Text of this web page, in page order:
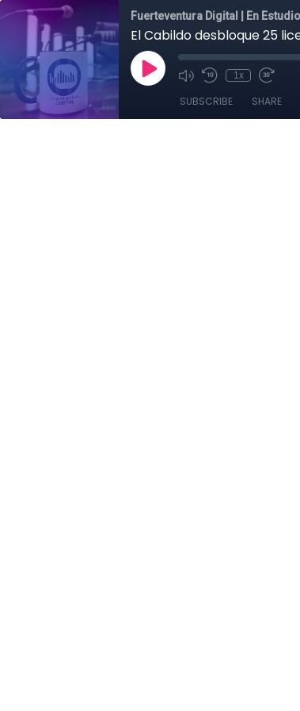
Fuerteventura Digital | En Estudio
El Cabildo desbloque 25
1x
SUBSCRIBE SHARE